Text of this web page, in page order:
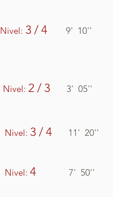
Nivel: 3 / 4 9' 10''
Nivel: 2 / 3 3' 05''
Nivel: 3 / 4 11' 20''
Nivel: 4 7' 50''